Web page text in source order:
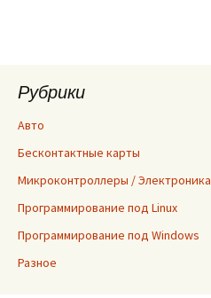
Рубрики
Авто
Бесконтактные карты
Микроконтроллеры / Электроника
Программирование под Linux
Программирование под Windows
Разное